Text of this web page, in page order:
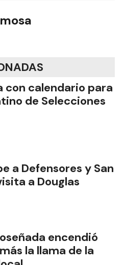
con calendario para
de Selecciones
a Defensores y San
a Douglas
encendió
la llama de la